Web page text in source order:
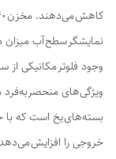
نمایشگر سطح آب
وجود فلوتر مکانیکی
ویژگی‌های
بسته‌های یخ است که